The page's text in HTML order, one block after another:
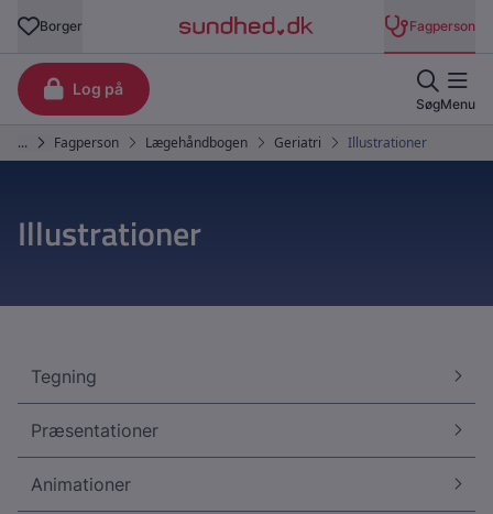
Illustrationer
Tegning
Præsentationer
Animationer